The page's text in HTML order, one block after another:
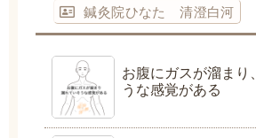
鍼灸院ひなた 清澄白河
お腹にガスが溜まり
うな感覚がある